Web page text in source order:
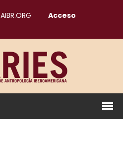
AIBR.ORG Acceso